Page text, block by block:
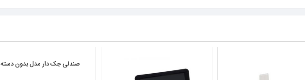
صندلی جک دار مدل بدون دسته